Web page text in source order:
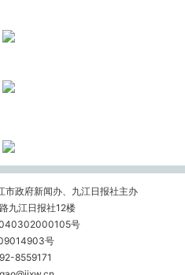
市政府新闻办、九江日报社主办
九江日报社12楼
号
号
8559171